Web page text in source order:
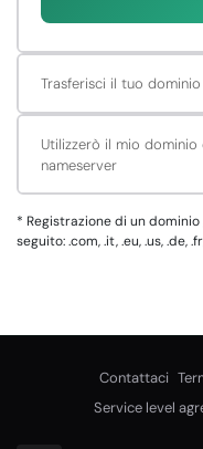
Trasferisci il tuo
Utilizzerò il mio
nameserver
* Registrazione di un
seguito: .com, .it, .eu, .us, .de,
Contattaci
Service level